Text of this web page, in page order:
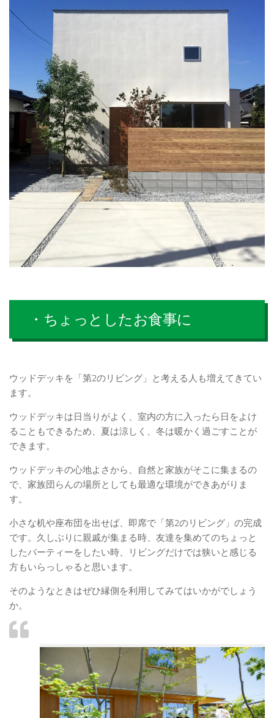
・ちょっとしたお食事に
ウッドデッキを「第2のリビング」と考える人も増えてきてい
ます。
ウッドデッキは日当りがよく、室内の方に入ったら日をよけ
ることもできるため、夏は涼しく、冬は暖かく過ごすことが
できます。
ウッドデッキの心地よさから、自然と家族がそこに集まるの
で、家族団らんの場所としても最適な環境ができあがりま
す。
小さな机や座布団を出せば、即席で「第2のリビング」の完成
です。久しぶりに親戚が集まる時、友達を集めてのちょっと
したパーティーをしたい時、リビングだけでは狭いと感じる
方もいらっしゃると思います。
そのようなときはぜひ縁側を利用してみてはいかがでしょう
か。